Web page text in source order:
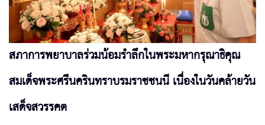
สภาการพยาบาลร่วมน้อมรำลึกในพระมหากรุณาธิคุณ
สมเด็จพระศรีนครินทราบรมราชชนนี เนื่องในวันคล้ายวัน
เสด็จสวรรคต